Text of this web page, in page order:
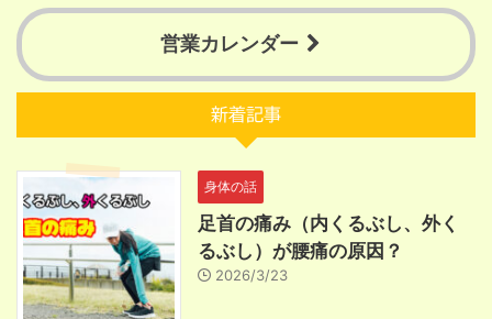
営業カレンダー
新着記事
身体の話
足首の痛み（内くるぶし、外く
るぶし）が腰痛の原因？
2026/3/23